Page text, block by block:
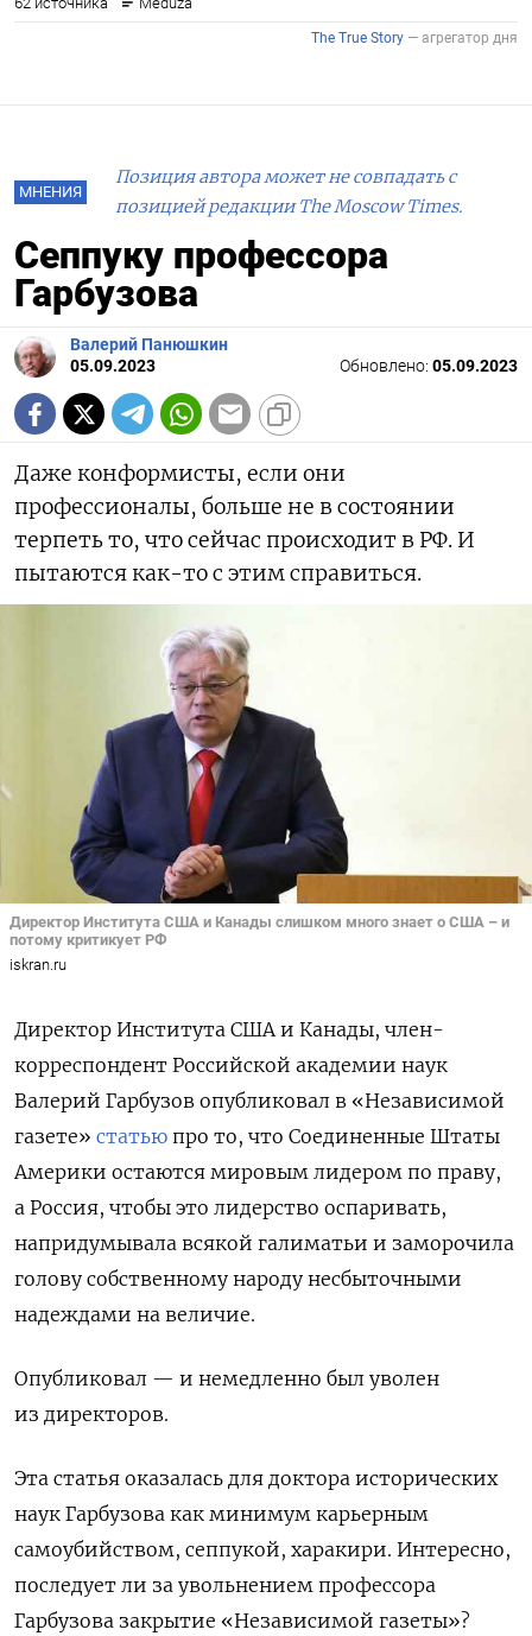
МНЕНИЯ
Позиция автора может не совпадать с
позицией редакции The Moscow Times.
Сеппуку профессора
Гарбузова
Валерий Панюшкин
05.09.2023
Обновлено: 05.09.2023
Даже конформисты, если они
профессионалы, больше не в состоянии
терпеть то, что сейчас происходит в РФ. И
пытаются как-то с этим справиться.
Директор Института США и Канады слишком много знает о США – и
потому критикует РФ
iskran.ru
Директор Института США и Канады, член-
корреспондент Российской академии наук
Валерий Гарбузов опубликовал в «Независимой
газете» статью про то, что Соединенные Штаты
Америки остаются мировым лидером по праву,
а Россия, чтобы это лидерство оспаривать,
напридумывала всякой галиматьи и заморочила
голову собственному народу несбыточными
надеждами на величие.
Опубликовал — и немедленно был уволен
из директоров.
Эта статья оказалась для доктора исторических
наук Гарбузова как минимум карьерным
самоубийством, сеппукой, харакири. Интересно,
последует ли за увольнением профессора
Гарбузова закрытие «Независимой газеты»?